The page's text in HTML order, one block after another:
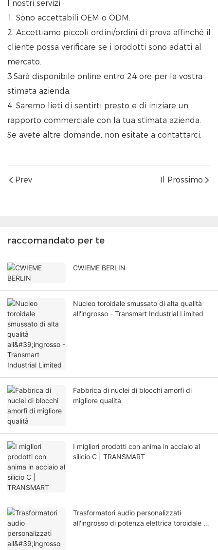
I nostri servizi
1. Sono accettabili OEM o ODM.
2. Accettiamo piccoli ordini/ordini di prova affinché il
cliente possa verificare se i prodotti sono adatti al
mercato.
3.Sarà disponibile online entro 24 ore per la vostra
stimata azienda.
4. Saremo lieti di sentirti presto e di iniziare un
rapporto commerciale con la tua stimata azienda.
Se avete altre domande, non esitate a contattarci.
Prev Il Prossimo
raccomandato per te
CWIEME BERLIN
Nucleo toroidale smussato di alta qualità
all'ingrosso - Transmart Industrial Limited
Fabbrica di nuclei di blocchi amorfi di
migliore qualità
I migliori prodotti con anima in acciaio al
silicio C | TRANSMART
Trasformatori audio personalizzati
all'ingrosso di potenza elettrica toroidale a